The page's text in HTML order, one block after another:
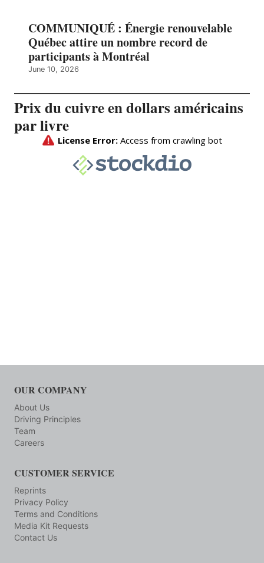
COMMUNIQUÉ : Énergie renouvelable
Québec attire un nombre record de
participants à Montréal
June 10, 2026
Prix du cuivre en dollars américains
par livre
OUR COMPANY
About Us
Driving Principles
Team
Careers
CUSTOMER SERVICE
Reprints
Privacy Policy
Terms and Conditions
Media Kit Requests
Contact Us